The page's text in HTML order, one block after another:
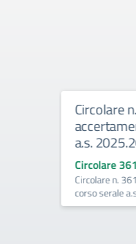
Circolare
a.s.
Circolare 361
Circolare n.
corso serale